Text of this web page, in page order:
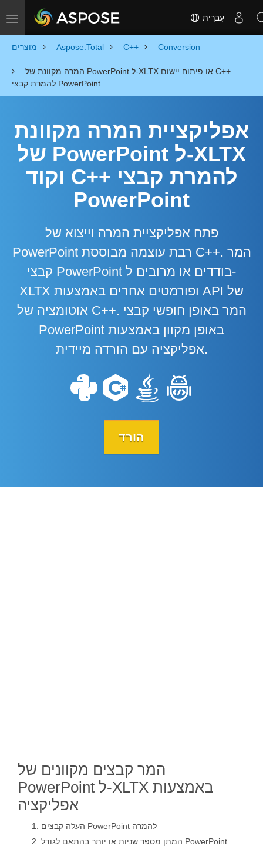
Toggle navigation עִברִית
מוצרים Aspose.Total C++ Conversion
המרה מקוונת של PowerPoint ל-XLTX או פיתוח יישום C++
להמרת קבצי PowerPoint
אפליקציית המרה מקוונת
של PowerPoint ל-XLTX
וקוד C++ להמרת קבצי
PowerPoint
פתח אפליקציית המרה וייצוא של
PowerPoint רבת עוצמה מבוססת C++. המר
קבצי PowerPoint בודדים או מרובים ל-
XLTX ופורמטים אחרים באמצעות API של
אוטומציה של C++. המר באופן חופשי קבצי
PowerPoint באופן מקוון באמצעות
אפליקציה עם הורדה מיידית.
הורד
המר קבצים מקוונים של
PowerPoint ל-XLTX באמצעות
אפליקציה
העלה קבצים PowerPoint להמרה
המתן מספר שניות או יותר בהתאם לגודל PowerPoint